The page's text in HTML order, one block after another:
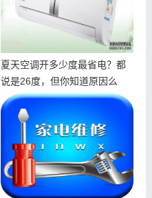
夏天空调开多少度最省电？都
说是26度，但你知道原因么